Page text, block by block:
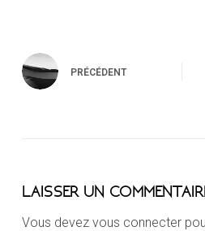
PRÉCÉDENT
LAISSER UN
Vous devez vous connecter